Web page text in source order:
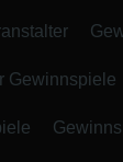
Gewinnspiele